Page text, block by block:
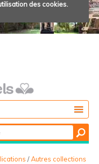
des cookies.
/Autres collections